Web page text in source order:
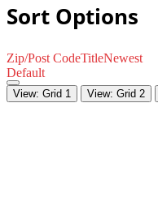
Sort Options
Zip/Post CodeTitleNewest
Default
View: Grid 1 View: Grid 2